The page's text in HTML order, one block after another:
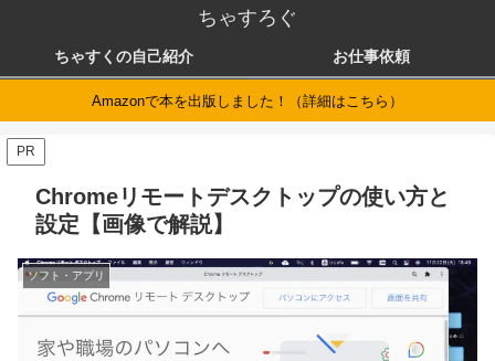
ちゃすろぐ
ちゃすくの自己紹介 お仕事依頼
Amazonで本を出版しました！（詳細はこちら）
PR
Chromeリモートデスクトップの使い方と
設定【画像で解説】
ソフト・アプリ